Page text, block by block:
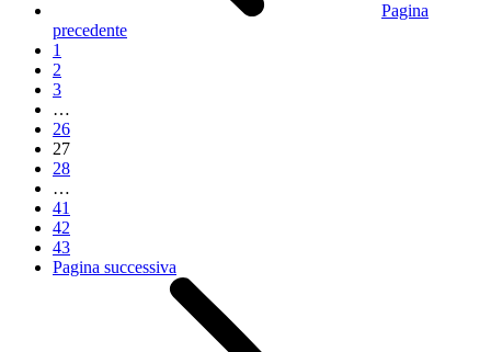
Pagina
precedente
1
2
3
…
26
27
28
…
41
42
43
Pagina successiva